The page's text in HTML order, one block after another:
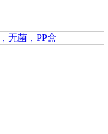
无菌，PP盒